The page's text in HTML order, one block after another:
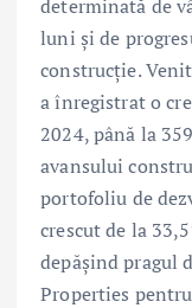
determinată de
luni și de
construcție.
a înregistrat o
2024, până la
avansului
portofoliu de
crescut de la
depășind pragul
Properties